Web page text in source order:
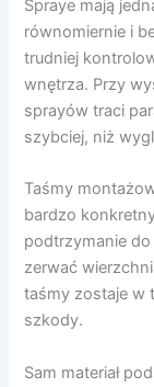
Spraye mają
równomiernie i
trudniej
wnętrza. Przy
sprayów traci
szybciej, niż
Taśmy
bardzo
podtrzymanie do
zerwać
taśmy zostaje w
szkody.
Sam materiał